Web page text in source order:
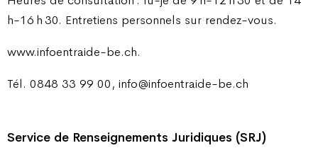
h-16 h 30. Entretiens personnels sur rendez-vous.
www.infoentraide-be.ch.
Tél. 0848 33 99 00, info@infoentraide-be.ch
Service de Renseignements Juridiques (SRJ)